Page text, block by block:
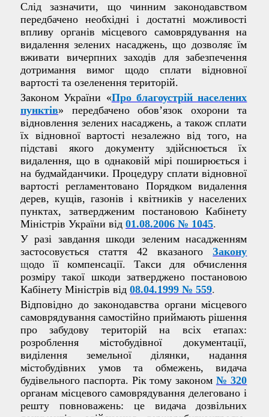
Слід зазначити, що чинним законодавством
передбачено необхідні і достатні можливості
впливу органів місцевого самоврядування на
видалення зелених насаджень, що дозволяє їм
вживати вичерпних заходів для забезпечення
дотримання вимог щодо сплати відновної
вартості та озеленення територій.
Законом України «Про благоустрій населених
пунктів» передбачено обов’язок охорони та
відновлення зелених насаджень, а також сплати
їх відновної вартості незалежно від того, на
підставі якого документу здійснюється їх
видалення, що в однаковій мірі поширюється і
на будмайданчики. Процедуру сплати відновної
вартості регламентовано Порядком видалення
дерев, кущів, газонів і квітників у населених
пунктах, затвердженим постановою Кабінету
Міністрів України від 01.08.2006 № 1045.
У разі завдання шкоди зеленим насадженням
застосовується стаття 42 вказаногоЗакону
щодо її компенсації. Такси для обчислення
розміру такої шкоди затверджено постановою
Кабінету Міністрів від 08.04.1999 № 559.
Відповідно до законодавства органи місцевого
самоврядування самостійно приймають рішення
про забудову територій на всіх етапах:
розроблення містобудівної документації,
виділення земельної ділянки, надання
містобудівних умов та обмежень, видача
будівельного паспорта. Рік тому законом № 320
органам місцевого самоврядування делеговано і
решту повноважень: це видача дозвільних